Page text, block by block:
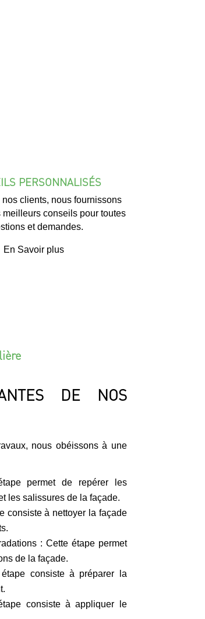
PERSONNALISÉS
nos clients, nous fournissons
conseils pour toutes
et demandes.
En Savoir plus
DE NOS
nous obéissons à une
permet de repérer les
les salissures de la façade.
consiste à nettoyer la façade
: Cette étape permet
de la façade.
consiste à préparer la
consiste à appliquer le